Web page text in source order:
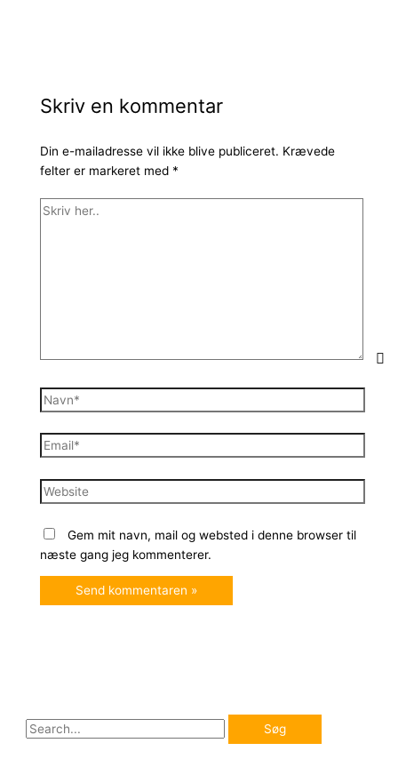
Skriv en kommentar
Din e-mailadresse vil ikke blive publiceret. Krævede
felter er markeret med *
Skriv
Navn*
Email*
Website
Gem mit navn, mail og websted i denne browser til
næste gang jeg kommenterer.
S